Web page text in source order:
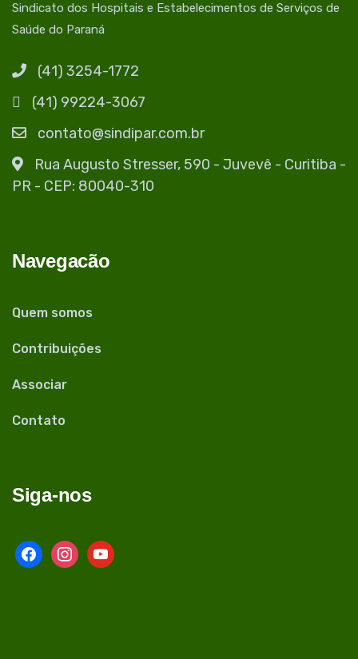
Sindicato dos Hospitais e Estabelecimentos de Serviços de
Saúde do Paraná
(41) 3254-1772
(41) 99224-3067
contato@sindipar.com.br
Rua Augusto Stresser, 590 - Juvevê - Curitiba -
PR - CEP: 80040-310
Navegacão
Quem somos
Contribuições
Associar
Contato
Siga-nos
facebookinstagram
youtube